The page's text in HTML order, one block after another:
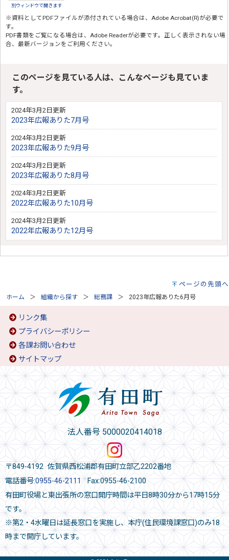
別ウィンドウで開きます
※資料としてPDFファイルが添付されている場合は、 Adobe Acrobat(R)が必要で
す。
PDF書類をご覧になる場合は、 Adobe Readerが必要です。正しく表示されない場
合、最新バージョンをご利用ください。
このページを見ている人は、こんなページも見ていま
す。
2024年3月2日更新
2023年広報ありた7月号
2024年3月2日更新
2023年広報ありた9月号
2024年3月2日更新
2023年広報ありた8月号
2024年3月2日更新
2022年広報ありた10月号
2024年3月2日更新
2022年広報ありた12月号
ページの先頭へ
ホーム 組織から探す 総務課 2023年広報ありた6月号
リンク集
プライバシーポリシー
各課お問い合わせ
サイトマップ
法人番号 5000020414018
〒849-4192 佐賀県西松浦郡有田町立部乙2202番地
電話番号:0955-46-2111 Fax:0955-46-2100
有田町役場と東出張所の窓口開庁時間は平日8時30分から17時15分
です。
※第2・4水曜日は延長窓口を実施し、本庁(住民環境課窓口)のみ18
時まで開庁しています。